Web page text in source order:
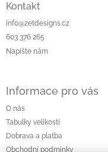
Kontakt
info@zetdesigns.cz
603 376 265
Napište nám
Informace pro vás
O nás
Tabulky velikostí
Dobrava a platba
Obchodní podmínky